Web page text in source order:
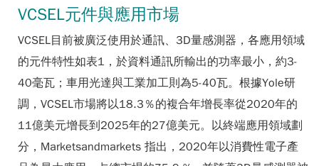
VCSEL元件與應用市場
VCSEL目前被廣泛使用於通訊、3D量感測器，各應用領域
的元件特性如表1，於資料通訊所輸出的功率最小，約3-
40毫瓦；車用光達與工業加工則為5-40瓦。根據Yole研
調，VCSEL市場將以18.3％的複合年增長率從2020年的
11億美元增長到2025年的27億美元。以終端應用領域劃
分，Marketsandmarkets 指出，2020年以消費性電子產